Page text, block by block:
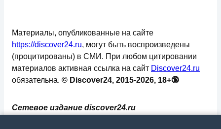
Сетевое издание discover24.ru
Материалы, опубликованные на сайте
https://discover24.ru, могут быть воспроизведены
(процитированы) в СМИ. При любом цитировании
материалов активная ссылка на сайт Discover24.ru
обязательна. © Discover24, 2015-2026, 18+🔞